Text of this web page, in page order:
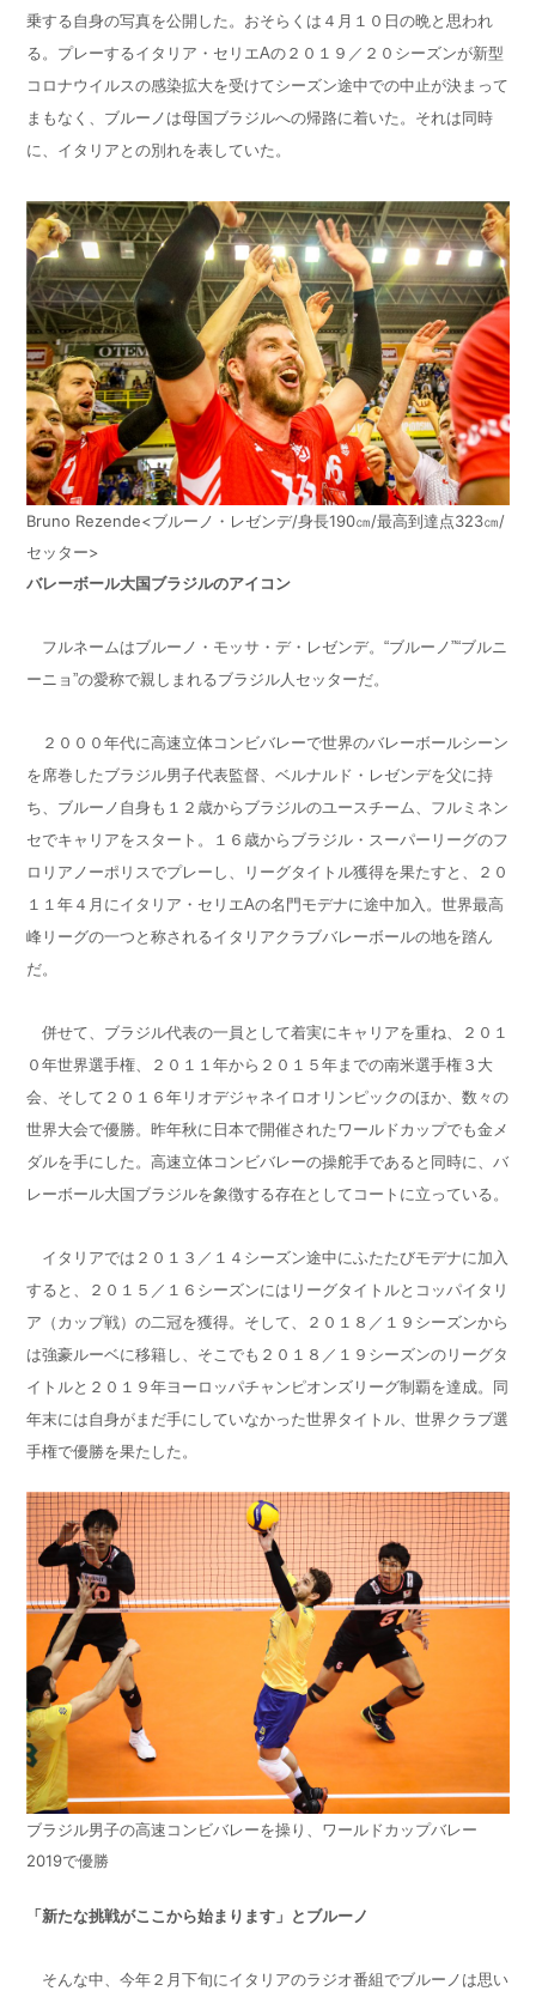
乗する自身の写真を公開した。おそらくは４月１０日の晩と思われ
る。プレーするイタリア・セリエAの２０１９／２０シーズンが新型
コロナウイルスの感染拡大を受けてシーズン途中での中止が決まって
まもなく、ブルーノは母国ブラジルへの帰路に着いた。それは同時
に、イタリアとの別れを表していた。
Bruno Rezende<ブルーノ・レゼンデ/身長190㎝/最高到達点323㎝/
セッター>
バレーボール大国ブラジルのアイコン
フルネームはブルーノ・モッサ・デ・レゼンデ。“ブルーノ”“ブルニ
ーニョ”の愛称で親しまれるブラジル人セッターだ。
２０００年代に高速立体コンビバレーで世界のバレーボールシーン
を席巻したブラジル男子代表監督、ベルナルド・レゼンデを父に持
ち、ブルーノ自身も１２歳からブラジルのユースチーム、フルミネン
セでキャリアをスタート。１６歳からブラジル・スーパーリーグのフ
ロリアノーポリスでプレーし、リーグタイトル獲得を果たすと、２０
１１年４月にイタリア・セリエAの名門モデナに途中加入。世界最高
峰リーグの一つと称されるイタリアクラブバレーボールの地を踏ん
だ。
併せて、ブラジル代表の一員として着実にキャリアを重ね、２０１
０年世界選手権、２０１１年から２０１５年までの南米選手権３大
会、そして２０１６年リオデジャネイロオリンピックのほか、数々の
世界大会で優勝。昨年秋に日本で開催されたワールドカップでも金メ
ダルを手にした。高速立体コンビバレーの操舵手であると同時に、バ
レーボール大国ブラジルを象徴する存在としてコートに立っている。
イタリアでは２０１３／１４シーズン途中にふたたびモデナに加入
すると、２０１５／１６シーズンにはリーグタイトルとコッパイタリ
ア（カップ戦）の二冠を獲得。そして、２０１８／１９シーズンから
は強豪ルーベに移籍し、そこでも２０１８／１９シーズンのリーグタ
イトルと２０１９年ヨーロッパチャンピオンズリーグ制覇を達成。同
年末には自身がまだ手にしていなかった世界タイトル、世界クラブ選
手権で優勝を果たした。
ブラジル男子の高速コンビバレーを操り、ワールドカップバレー
2019で優勝
「新たな挑戦がここから始まります」とブルーノ
そんな中、今年２月下旬にイタリアのラジオ番組でブルーノは思い